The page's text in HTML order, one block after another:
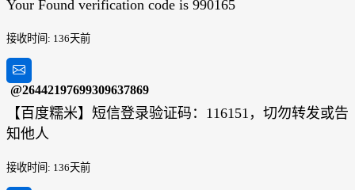
Your Found verification code is 990165
接收时间: 136天前
@26442197699309637869
【百度糯米】短信登录验证码：116151，切勿转发或告
知他人
接收时间: 136天前